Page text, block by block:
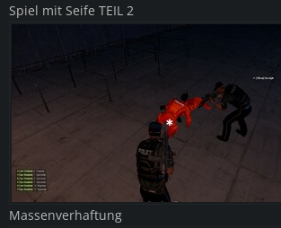
Spiel mit Seife TEIL 2
Massenverhaftung